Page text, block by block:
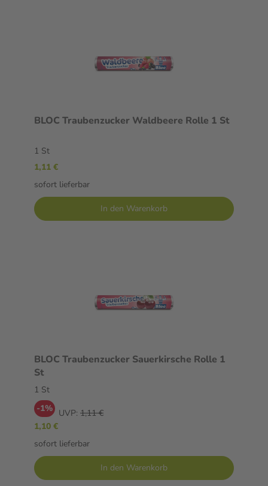
BLOC Traubenzucker Waldbeere Rolle 1 St
1 St
1,11 €
sofort lieferbar
In den Warenkorb
BLOC Traubenzucker Sauerkirsche Rolle 1
St
1 St
-1% UVP: 1,11 €
1,10 €
sofort lieferbar
In den Warenkorb